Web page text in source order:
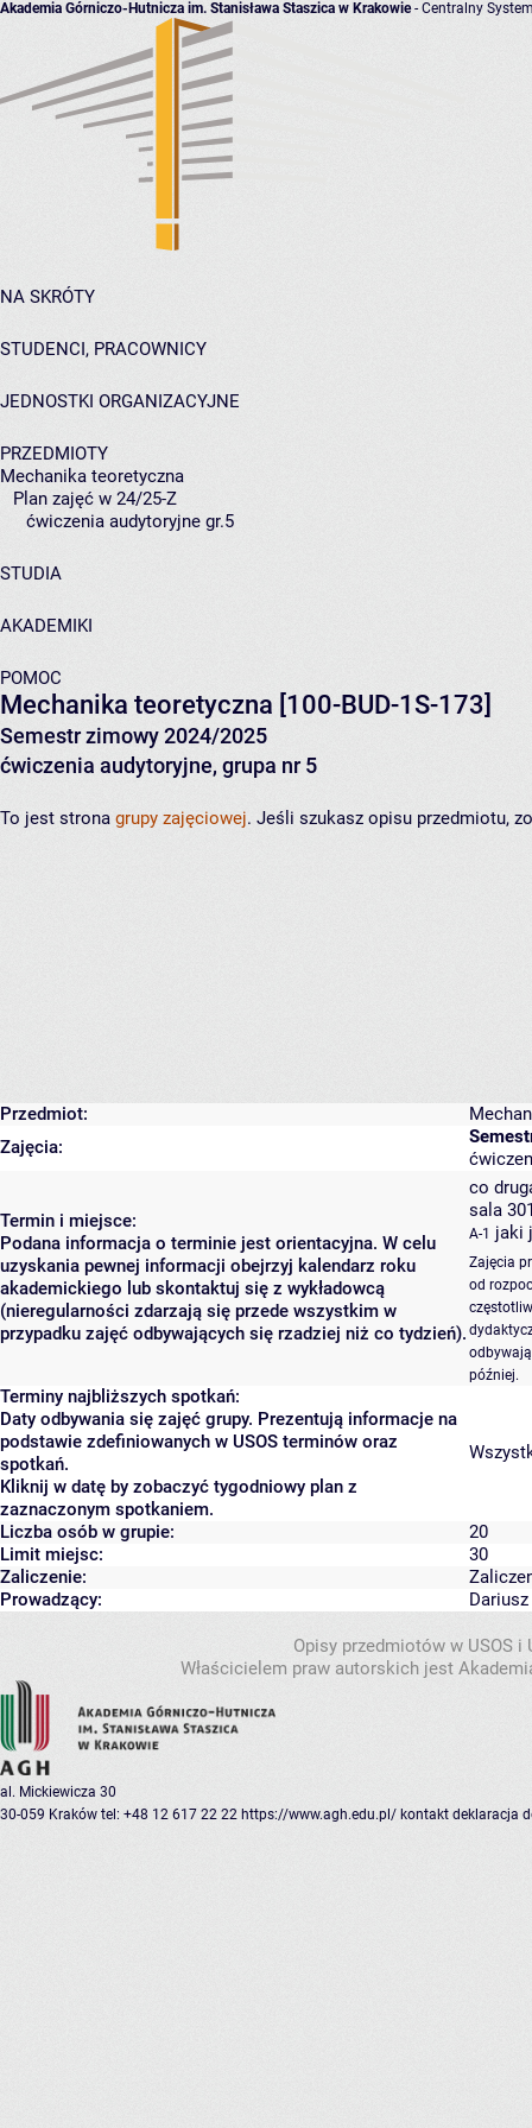
Akademia Górniczo-Hutnicza im. Stanisława Staszica w Krakowie- Centralny
NA SKRÓTY
STUDENCI, PRACOWNICY
JEDNOSTKI ORGANIZACYJNE
PRZEDMIOTY
Mechanika teoretyczna
Plan zajęć w 24/25-Z
ćwiczenia audytoryjne gr.5
STUDIA
AKADEMIKI
POMOC
Mechanika teoretyczna [100-BUD-1S-173]
Semestr zimowy 2024/2025
ćwiczenia audytoryjne, grupa nr 5
To jest strona grupy zajęciowej. Jeśli szukasz opisu przedmiotu,
Przedmiot:
Zajęcia:
Termin i miejsce:
Podana informacja o terminie jest orientacyjna. W celu
uzyskania pewnej informacji obejrzyj kalendarz roku
akademickiego lub skontaktuj się z wykładowcą
(nieregularności zdarzają się przede wszystkim w
przypadku zajęć odbywających się rzadziej niż co tydzień).
co
sala
A-1 jaki
Zajęcia
od
później.
Terminy najbliższych spotkań:
Daty odbywania się zajęć grupy. Prezentują informacje na
podstawie zdefiniowanych w USOS terminów oraz
spotkań.
Kliknij w datę by zobaczyć tygodniowy plan z
zaznaczonym spotkaniem.
Liczba osób w grupie:
20
Limit miejsc:
30
Zaliczenie:
Prowadzący:
Opisy przedmiotów w USOS
Właścicielem praw autorskich jest
al. Mickiewicza 30
30-059 Kraków tel: +48 12 617 22 22 https://www.agh.edu.pl/ kontakt deklaracja